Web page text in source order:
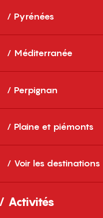
Pyrénées
Méditerranée
Perpignan
Plaine et piémonts
Voir les destinations
Activités